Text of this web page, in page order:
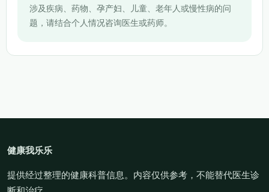
涉及疾病、药物、孕产妇、儿童、老年人或慢性病的问
题，请结合个人情况咨询医生或药师。
健康我乐乐
提供经过整理的健康科普信息。内容仅供参考，不能替代医生诊